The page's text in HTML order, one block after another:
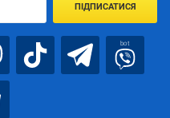
ПІДПИСАТИСЯ
bot